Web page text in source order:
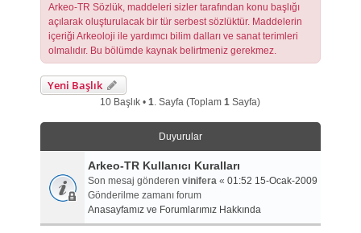
Arkeo-TR Sözlük, maddeleri sizler tarafından konu başlığı
açılarak oluşturulacak bir tür serbest sözlüktür. Maddelerin
içeriği Arkeoloji ile yardımcı bilim dalları ve sanat terimleri
olmalıdır. Bu bölümde kaynak belirtmeniz gerekmez.
Yeni Başlık
10 Başlık •1. Sayfa (Toplam1 Sayfa)
Duyurular
Arkeo-TR Kullanıcı Kuralları
Son mesaj gönderen vinifera« 01:52 15-Ocak-2009
Gönderilme zamanı forum
Anasayfamız ve Forumlarımız Hakkında